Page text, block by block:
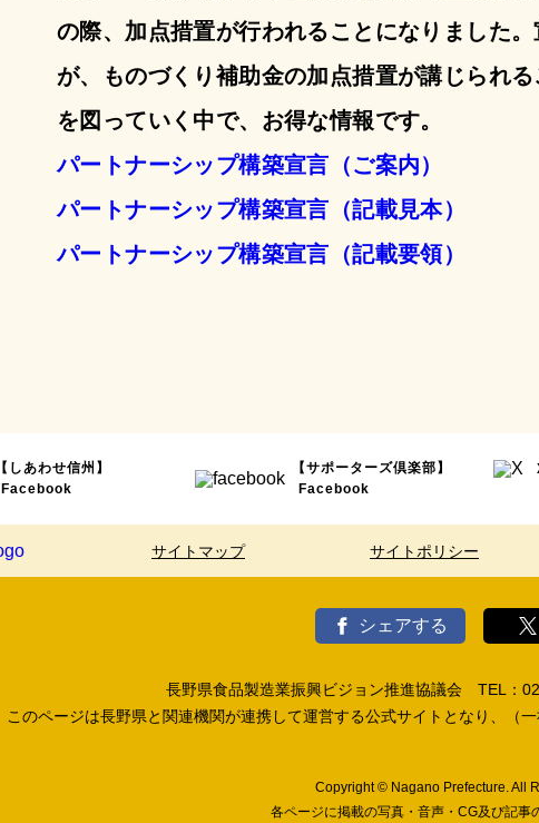
の際、加点措置が行われることになりました
が、ものづくり補助金の加点措置が講じられ
を図っていく中で、お得な情報です。
パートナーシップ構築宣言（ご案内）
パートナーシップ構築宣言（記載見本）
パートナーシップ構築宣言（記載要領）
【しあわせ信州】
Facebook
【サポーターズ倶楽部】
Facebook
サイトマップ サイトポリシー
シェアする
長野県食品製造業振興ビジョン推進協議会 TEL：
このページは長野県と関連機関が連携して運営する公式サイトとなり、（
Copyright © Nagano Prefecture. All
各ページに掲載の写真・音声・CG及び記事